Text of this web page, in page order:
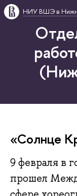
НИУ ВШЭ в
«Солнце
9 февраля в
прошел